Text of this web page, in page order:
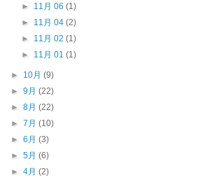
► 11月 06 (1)
► 11月 04 (2)
► 11月 02 (1)
► 11月 01 (1)
► 10月(9)
►9月(22)
►8月(22)
►7月(10)
►6月(3)
►5月(6)
►4月(2)